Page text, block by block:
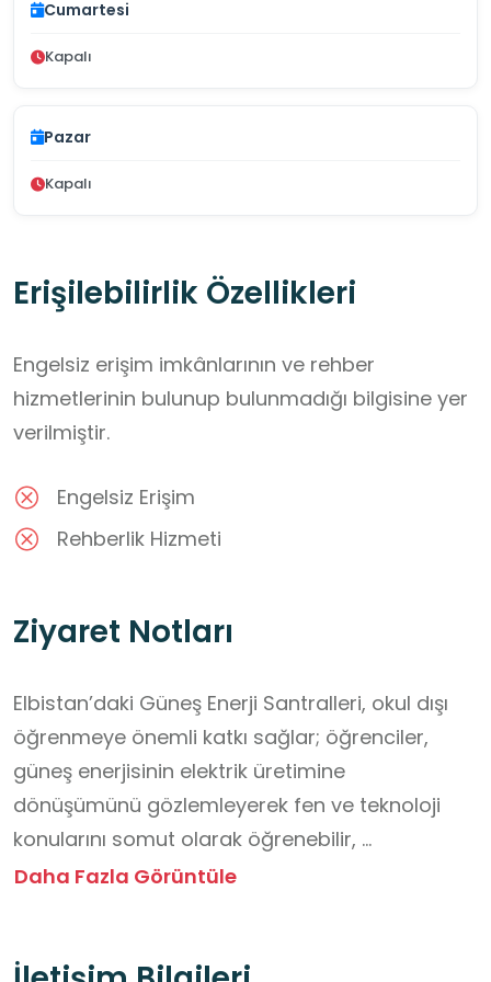
Cumartesi
Kapalı
Pazar
Kapalı
Erişilebilirlik Özellikleri
Engelsiz erişim imkânlarının ve rehber
hizmetlerinin bulunup bulunmadığı bilgisine yer
verilmiştir.
Engelsiz Erişim
Rehberlik Hizmeti
Ziyaret Notları
Elbistan’daki Güneş Enerji Santralleri, okul dışı
öğrenmeye önemli katkı sağlar; öğrenciler,
güneş enerjisinin elektrik üretimine
dönüşümünü gözlemleyerek fen ve teknoloji
konularını somut olarak öğrenebilir,
sürdürülebilir enerji ve çevre bilinci kazanır,
analitik düşünme becerilerini geliştirir, ayrıca
Daha Fazla Görüntüle